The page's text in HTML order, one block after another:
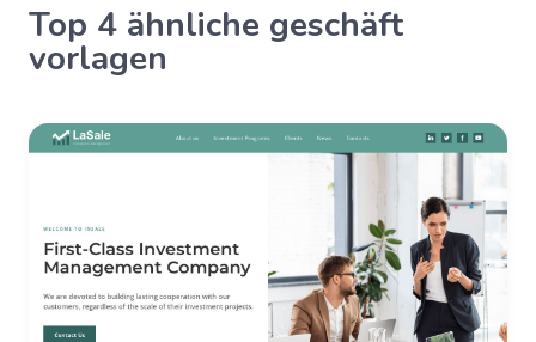
Top 4 ähnliche geschäft
vorlagen